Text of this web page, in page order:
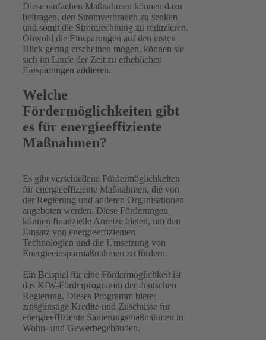
Diese einfachen Maßnahmen können dazu
beitragen, den Stromverbrauch zu senken
und somit die Stromrechnung zu reduzieren.
Obwohl die Einsparungen auf den ersten
Blick gering erscheinen mögen, können sie
sich im Laufe der Zeit zu erheblichen
Einsparungen addieren.
Welche
Fördermöglichkeiten gibt
es für energieeffiziente
Maßnahmen?
Es gibt verschiedene Fördermöglichkeiten
für energieeffiziente Maßnahmen, die von
der Regierung und anderen Organisationen
angeboten werden. Diese Förderungen
können finanzielle Anreize bieten, um den
Einsatz von energieeffizienten
Technologien und die Umsetzung von
Energieeinsparmaßnahmen zu fördern.
Ein Beispiel für eine Fördermöglichkeit ist
das KfW-Förderprogramm der deutschen
Regierung. Dieses Programm bietet
zinsgünstige Kredite und Zuschüsse für
energieeffiziente Sanierungsmaßnahmen in
Wohn- und Gewerbegebäuden.